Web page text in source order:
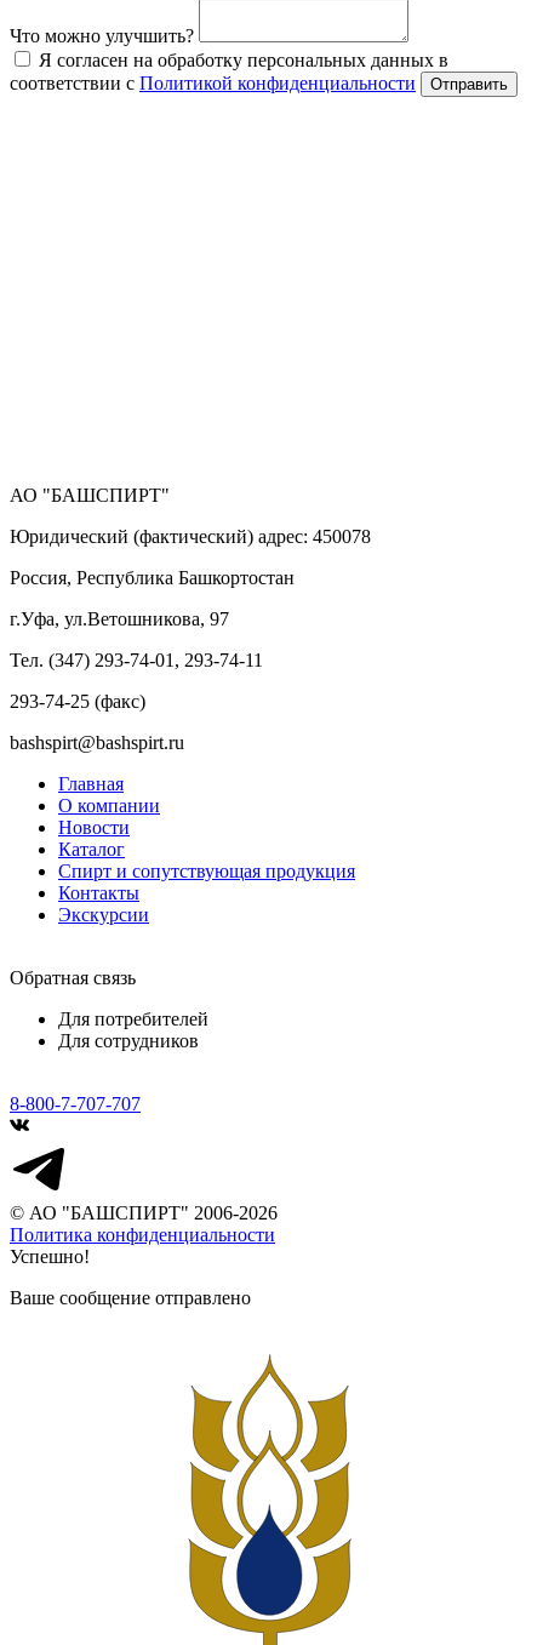
Что можно улучшить?
Я согласен на обработку персональных данных в
соответствии с Политикой конфиденциальности Отправить
АО "БАШСПИРТ"
Юридический (фактический) адрес: 450078
Россия, Республика Башкортостан
г.Уфа, ул.Ветошникова, 97
Тел. (347) 293-74-01, 293-74-11
293-74-25 (факс)
bashspirt@bashspirt.ru
Главная
О компании
Новости
Каталог
Спирт и сопутствующая продукция
Контакты
Экскурсии
Обратная связь
Для потребителей
Для сотрудников
8-800-7-707-707
© АО "БАШСПИРТ" 2006-2026
Политика конфиденциальности
Успешно!
Ваше сообщение отправлено